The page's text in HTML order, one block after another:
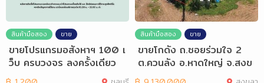
สินค้ามือสอง ขาย
ขายโปรแกรมอสังหาฯ 100 เ
ว็บ ครบวงจร ลงครั้งเดียว
สินค้ามือสอง ขาย
ขายโกดัง ถ.ซอยร่วมใจ 2
ต.ควนลัง อ.หาดใหญ่ จ.สงข
ลา